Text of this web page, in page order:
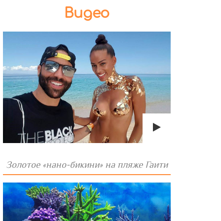
Видео
Золотое «нано-бикини» на пляже Гаити